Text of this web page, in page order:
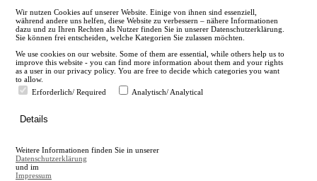
en
A
A
Wir nutzen Cookies auf unserer Website. Einige von ihnen sind essenziell,
während andere uns helfen, diese Website zu verbessern – nähere Informationen
dazu und zu Ihren Rechten als Nutzer finden Sie in unserer Datenschutzerklärung.
Sie können frei entscheiden, welche Kategorien Sie zulassen möchten.
We use cookies on our website. Some of them are essential, while others help us to
improve this website - you can find more information about them and your rights
as a user in our privacy policy. You are free to decide which categories you want
to allow.
Erforderlich/ Required
Analytisch/ Analytical
Details
Weitere Informationen finden Sie in unserer
Datenschutzerklärung
und im
Impressum